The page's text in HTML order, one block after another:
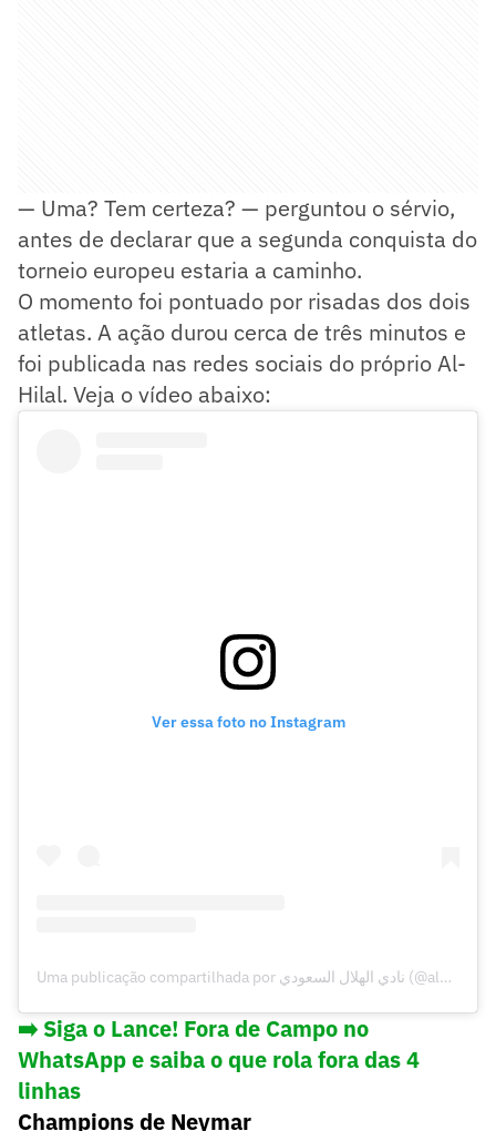
— Uma? Tem certeza? — perguntou o sérvio,
antes de declarar que a segunda conquista do
torneio europeu estaria a caminho.
O momento foi pontuado por risadas dos dois
atletas. A ação durou cerca de três minutos e
foi publicada nas redes sociais do próprio Al-
Hilal. Veja o vídeo abaixo:
Ver essa foto no Instagram
Uma publicação compartilhada por نادي الهلال السعودي (@alhilal)
➡️ Siga o Lance! Fora de Campo no
WhatsApp e saiba o que rola fora das 4
linhas
Champions de Neymar